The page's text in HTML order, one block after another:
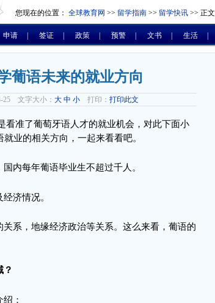
您现在的位置： 全球教育网 >> 留学指南 >> 留学快讯 >> 正文
申请 签证 政策 预警 文书 生活
葡语未来的就业方向
25 文字大小： 大 中 小 打印： 打印此文
看准了葡萄牙语人才的就业机会，对此下面小
业的相关方向，一起来看看吧。
内每年葡语毕业生不超过千人。
济情况。
系，地缘经济政治等关系。这么来看，葡语的
？
绍 ：